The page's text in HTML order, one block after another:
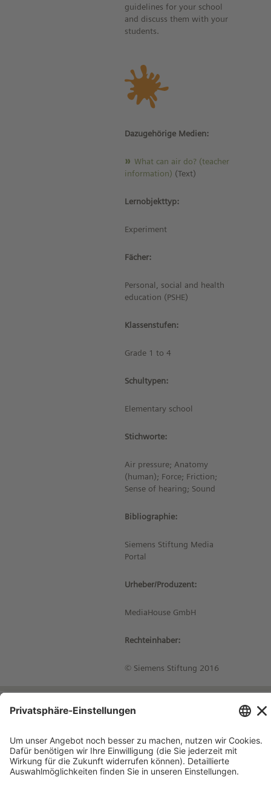
guidelines for your school
and discuss them with your
students.
Dazugehörige Medien:
What can air do? (teacher
information) (Text)
Lernobjekttyp:
Experiment
Fächer:
Personal, social and health
education (PSHE)
Klassenstufen:
Grade 1 to 4
Schultypen:
Elementary school
Stichworte:
Air pressure; Anatomy
(human); Force; Friction;
Sense of hearing; Sound
Bibliographie:
Siemens Stiftung Media
Portal
Urheber/Produzent:
MediaHouse GmbH
Rechteinhaber:
© Siemens Stiftung 2016
Impressum
Kontakt